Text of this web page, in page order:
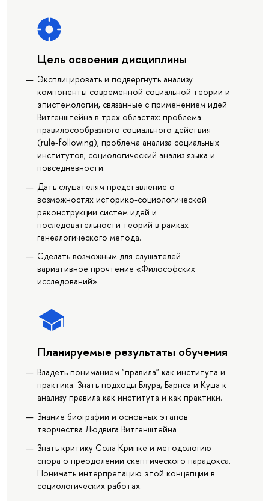
Цель освоения дисциплины
Эксплицировать и подвергнуть анализу
компоненты современной социальной теории и
эпистемологии, связанные с применением идей
Витгенштейна в трех областях: проблема
правилосообразного социального действия
(rule-following); проблема анализа социальных
институтов; социологический анализ языка и
повседневности.
Дать слушателям представление о
возможностях историко-социологической
реконструкции систем идей и
последовательности теорий в рамках
генеалогического метода.
Сделать возможным для слушателей
вариативное прочтение «Философских
исследований».
Планируемые результаты обучения
Владеть пониманием "правила" как института и
практика. Знать подходы Блура, Барнса и Куша к
анализу правила как института и как практики.
Знание биографии и основных этапов
творчества Людвига Витгенштейна
Знать критику Сола Крипке и методологию
спора о преодолении скептического парадокса.
Понимать интерпретацию этой концепции в
социологических работах.